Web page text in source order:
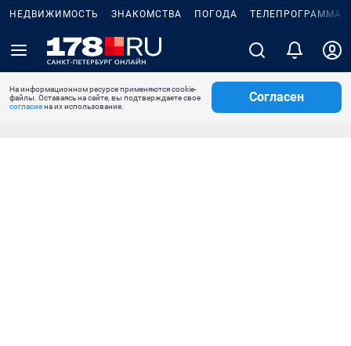
НЕДВИЖИМОСТЬ ЗНАКОМСТВА ПОГОДА ТЕЛЕПРОГРАММА
На информационном ресурсе применяются cookie-
файлы. Оставаясь на сайте, вы подтверждаете свое
согласиена их использование.
Согласен